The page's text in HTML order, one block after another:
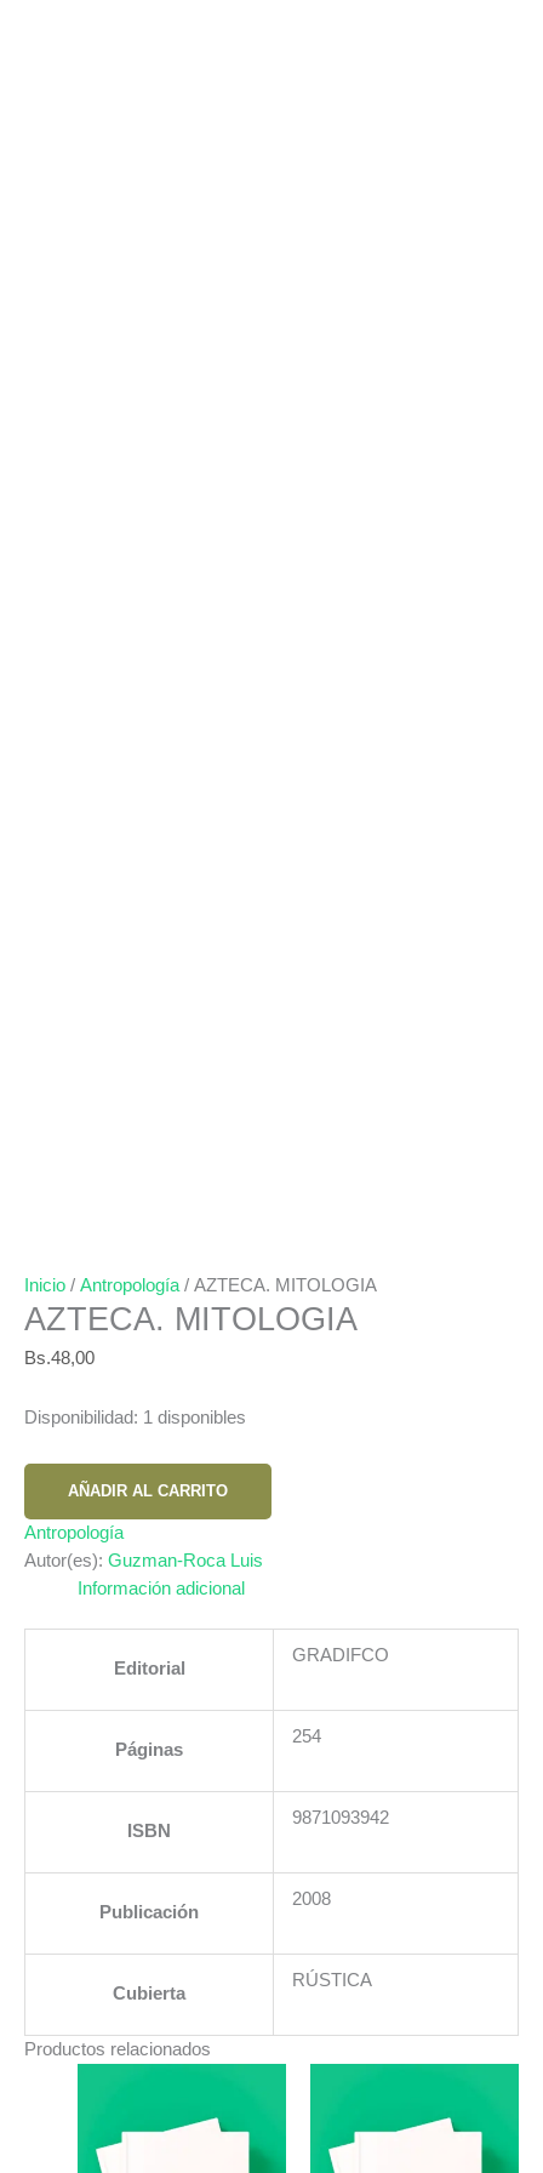
Inicio / Antropología / AZTECA. MITOLOGIA
AZTECA. MITOLOGIA
Bs.48,00
Disponibilidad: 1 disponibles
AZTECA.
MITOLOGIA
cantidad
AÑADIR AL CARRITO
Antropología
Autor(es): Guzman-Roca Luis
Información adicional
Editorial
GRADIFCO
Páginas
254
ISBN
9871093942
Publicación
2008
Cubierta
RÚSTICA
Productos relacionados